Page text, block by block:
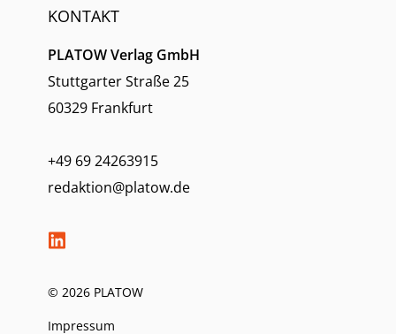
KONTAKT
PLATOW Verlag GmbH
Stuttgarter Straße 25
60329 Frankfurt
+49 69 24263915
redaktion@platow.de
© 2026 PLATOW
Impressum